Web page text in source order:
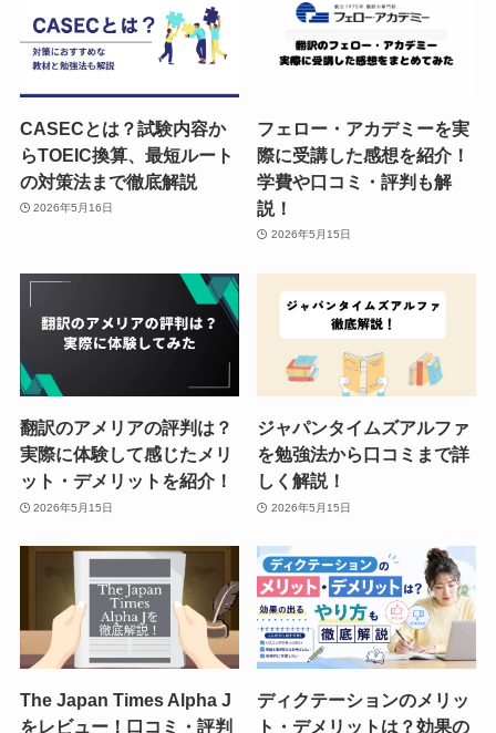
CASECとは？試験内容か
らTOEIC換算、最短ルート
の対策法まで徹底解説
2026年5月16日
フェロー・アカデミーを実
際に受講した感想を紹介！
学費や口コミ・評判も解
説！
2026年5月15日
翻訳のアメリアの評判は？
実際に体験して感じたメリ
ット・デメリットを紹介！
2026年5月15日
ジャパンタイムズアルファ
を勉強法から口コミまで詳
しく解説！
2026年5月15日
The Japan Times Alpha J
をレビュー！口コミ・評判
ディクテーションのメリッ
ト・デメリットは？効果の